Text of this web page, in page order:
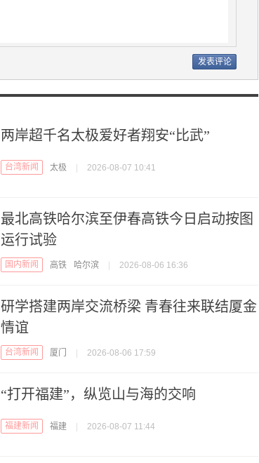
两岸超千名太极爱好者翔安“比武”
台湾新闻 太极 2026-08-07 10:41
最北高铁哈尔滨至伊春高铁今日启动按图
运行试验
国内新闻 高铁 哈尔滨 2026-08-06 16:36
研学搭建两岸交流桥梁 青春往来联结厦金
情谊
台湾新闻 厦门 2026-08-06 17:59
“打开福建”，纵览山与海的交响
福建新闻 福建 2026-08-07 11:44